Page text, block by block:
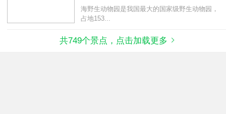
海野生动物园是我国最大的国家级野生动物园，
占地153...
共749个景点，点击加载更多